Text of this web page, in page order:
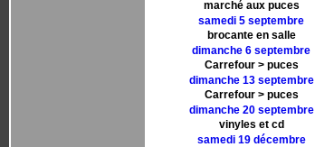
marché aux puces
samedi 5 septembre
brocante en salle
dimanche 6 septembre
Carrefour > puces
dimanche 13 septembre
Carrefour > puces
dimanche 20 septembre
vinyles et cd
samedi 19 décembre